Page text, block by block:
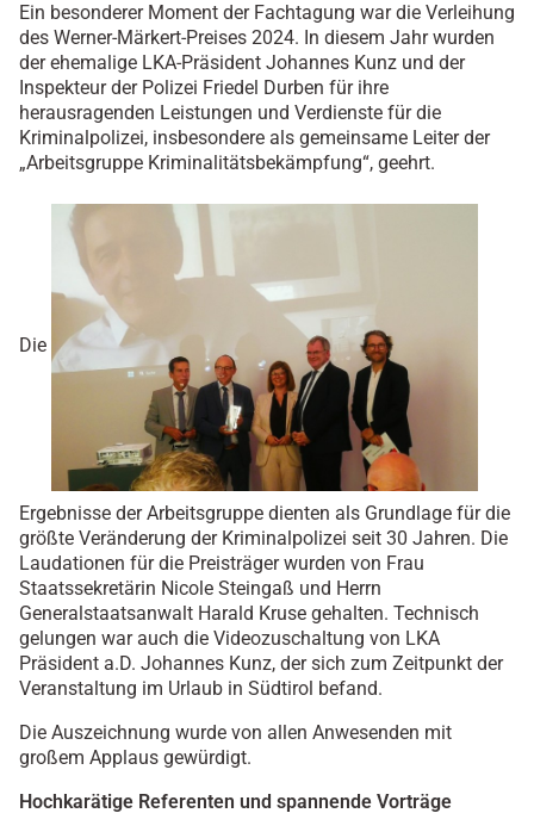
Ein besonderer Moment der Fachtagung war die Verleihung
des Werner-Märkert-Preises 2024. In diesem Jahr wurden
der ehemalige LKA-Präsident Johannes Kunz und der
Inspekteur der Polizei Friedel Durben für ihre
herausragenden Leistungen und Verdienste für die
Kriminalpolizei, insbesondere als gemeinsame Leiter der
„Arbeitsgruppe Kriminalitätsbekämpfung“, geehrt.
Die
Ergebnisse der Arbeitsgruppe dienten als Grundlage für die
größte Veränderung der Kriminalpolizei seit 30 Jahren. Die
Laudationen für die Preisträger wurden von Frau
Staatssekretärin Nicole Steingaß und Herrn
Generalstaatsanwalt Harald Kruse gehalten. Technisch
gelungen war auch die Videozuschaltung von LKA
Präsident a.D. Johannes Kunz, der sich zum Zeitpunkt der
Veranstaltung im Urlaub in Südtirol befand.
Die Auszeichnung wurde von allen Anwesenden mit
großem Applaus gewürdigt.
Hochkarätige Referenten und spannende Vorträge